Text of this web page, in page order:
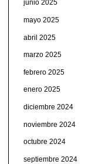
junio 2025
mayo 2025
abril 2025
marzo 2025
febrero 2025
enero 2025
diciembre 2024
noviembre 2024
octubre 2024
septiembre 2024